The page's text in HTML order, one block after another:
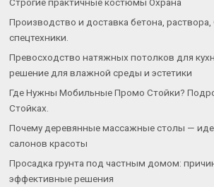
Производство и доставка бетона,
спецтехники.
Превосходство натяжных потолков для
решение для влажной среды и эстетики
Где Нужны Мобильные Промо Стойки?
Стойках.
Почему деревянные массажные столы —
салонов красоты
Просадка грунта под частным домом:
эффективные решения